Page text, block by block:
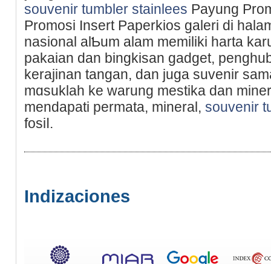
souvenir tumbler stainlees Payung
Promosi Insert Paperkios galeri di
nasional alƄum alam memiliki harta
pakaian dan bingkisan ɡadget,
kerajinan tangan, dan juga suvenir
mɑѕuklah ke warung mestika dan
mendapati permata, mineral, souvenir
fosiⅼ.
Indizaciones